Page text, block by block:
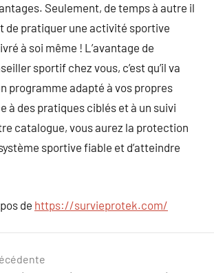
Seulement, de temps à autre il
de pratiquer une activité sportive
à soi même ! L’avantage de
sportif chez vous, c’est qu’il va
programme adapté à vos propres
à des pratiques ciblés et à un suivi
catalogue, vous aurez la protection
sportive fiable et d’atteindre
de https://survieprotek.com/